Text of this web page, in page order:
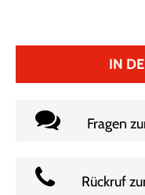
IN
Fragen
Rückruf